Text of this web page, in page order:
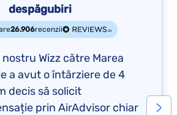
despăgubiri
26.906recenzii
Wizz către Marea
a avut o întârziere de 4
decis să solicit
prin AirAdvisor chiar